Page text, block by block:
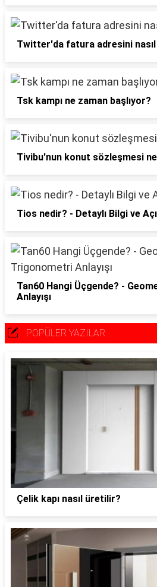
Twitter'da fatura adresini
Tsk kampı ne zaman başlıyor?
Tivibu'nun konut sözleşmesi
Tios nedir? - Detaylı Bilgi ve
Tan60 Hangi Üçgende? -
Anlayışı
POPÜLER YAZILAR
Çelik kapı nasıl üretilir?